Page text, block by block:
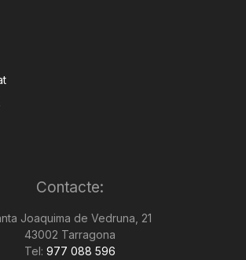
Contacte:
Joaquima de Vedruna, 21
43002 Tarragona
Tel: 977 088 596